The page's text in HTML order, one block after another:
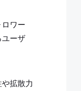
ワー
ユーザ
拡散力